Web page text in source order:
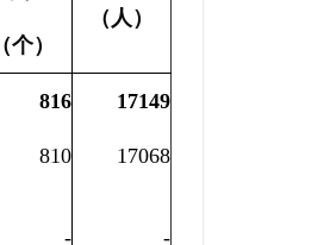
（个）
（人）
816 17149
810 17068
- -